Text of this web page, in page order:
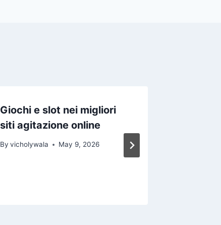
Giochi e slot nei migliori
siti agitazione online
By vicholywala May 9, 2026